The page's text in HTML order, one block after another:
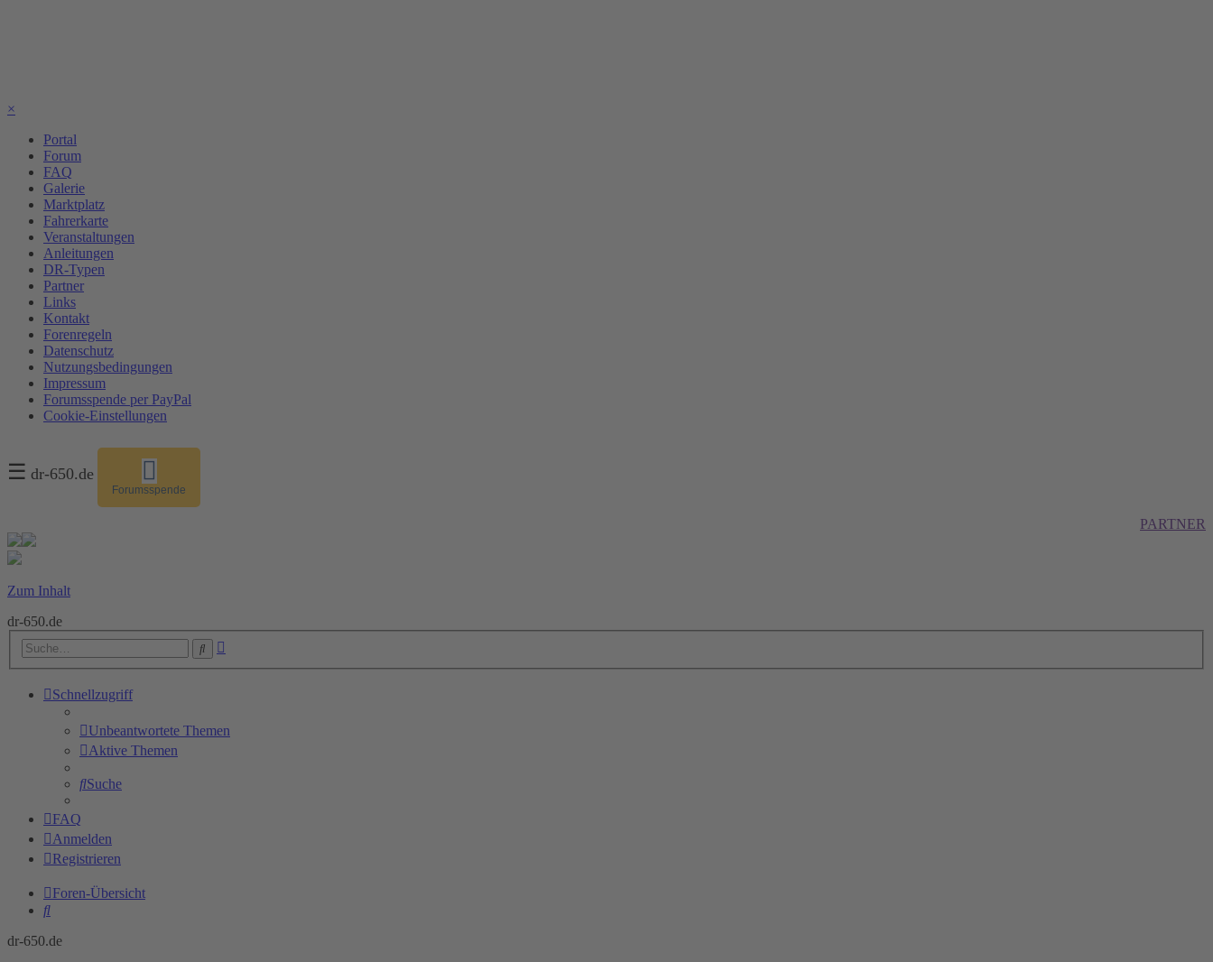
×
Portal
Forum
FAQ
Galerie
Marktplatz
Fahrerkarte
Veranstaltungen
Anleitungen
DR-Typen
Partner
Links
Kontakt
Forenregeln
Datenschutz
Nutzungsbedingungen
Impressum
Forumsspende per PayPal
Cookie-Einstellungen
☰ dr-650.de
Forumsspende
PARTNER
Zum Inhalt
dr-650.de
Suche
Schnellzugriff
Unbeantwortete Themen
Aktive Themen
Suche
FAQ
Anmelden
Registrieren
Foren-Übersicht
Suche
dr-650.de